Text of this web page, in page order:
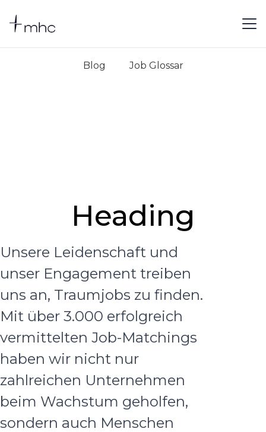
Blog Job Glossar
Heading
Unsere Leidenschaft und
unser Engagement treiben
uns an, Traumjobs zu finden.
Mit über 3.000 erfolgreich
vermittelten Job-Matchings
haben wir nicht nur
zahlreichen Unternehmen
beim Wachstum geholfen,
sondern auch Menschen